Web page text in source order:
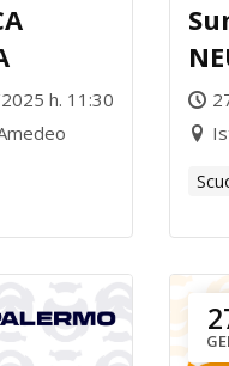
h. 11:30